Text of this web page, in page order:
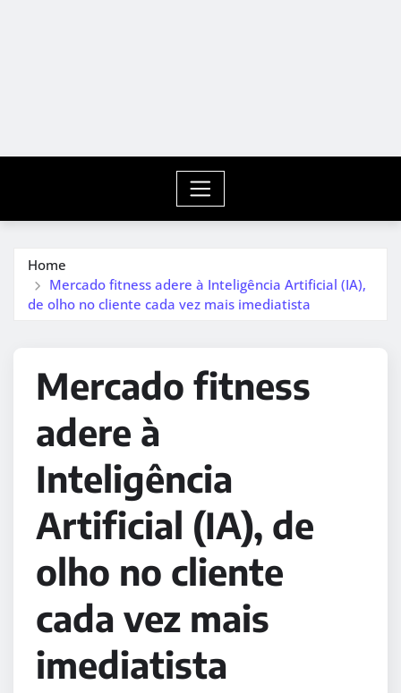
Home
Mercado fitness adere à Inteligência Artificial (IA),
de olho no cliente cada vez mais imediatista
Mercado fitness
adere à
Inteligência
Artificial (IA), de
olho no cliente
cada vez mais
imediatista